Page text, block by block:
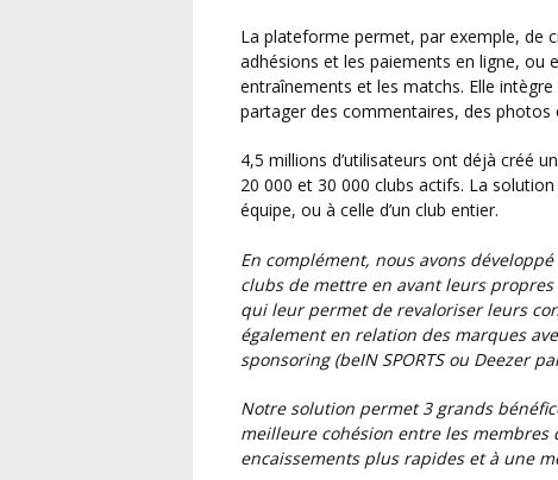
La plateforme permet, par exemple, de créer des formulaires d’inscription, de gérer les
adhésions et les paiements en ligne, ou
entraînements et les matchs. Elle
partager des commentaires, des
4,5 millions d’utilisateurs ont déjà créé un compte sur la plateforme et nous comptons entre
20 000 et 30 000 clubs actifs. La solution
équipe, ou à celle d’un club entier.
En complément, nous avons
clubs de mettre en avant leurs
qui leur permet de revaloriser leurs
également en relation des marques
sponsoring (beIN SPORTS ou Deezer
Notre solution permet 3 grands bénéfices majeurs : un gain de temps dans la gestion, une
meilleure cohésion entre les
encaissements plus rapides et à une